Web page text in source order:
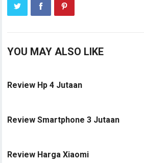
YOU MAY ALSO LIKE
Review Hp 4 Jutaan
Review Smartphone 3 Jutaan
Review Harga Xiaomi